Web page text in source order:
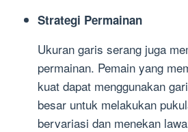
Strategi Permainan
Ukuran garis serang juga
permainan. Pemain yang
kuat dapat menggunakan
besar untuk melakukan
bervariasi dan menekan